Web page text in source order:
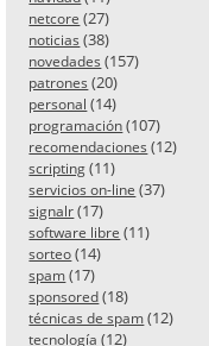
netcore (27)
noticias (38)
novedades (157)
patrones (20)
personal (14)
programación (107)
recomendaciones (12)
scripting (11)
servicios on-line (37)
signalr (17)
software libre (11)
sorteo (14)
spam (17)
sponsored (18)
técnicas de spam (12)
tecnología (12)